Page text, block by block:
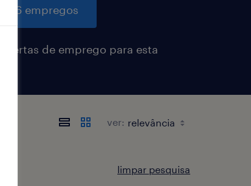
6 empregos
alertas de emprego para esta
ver:
limpar pesquisa